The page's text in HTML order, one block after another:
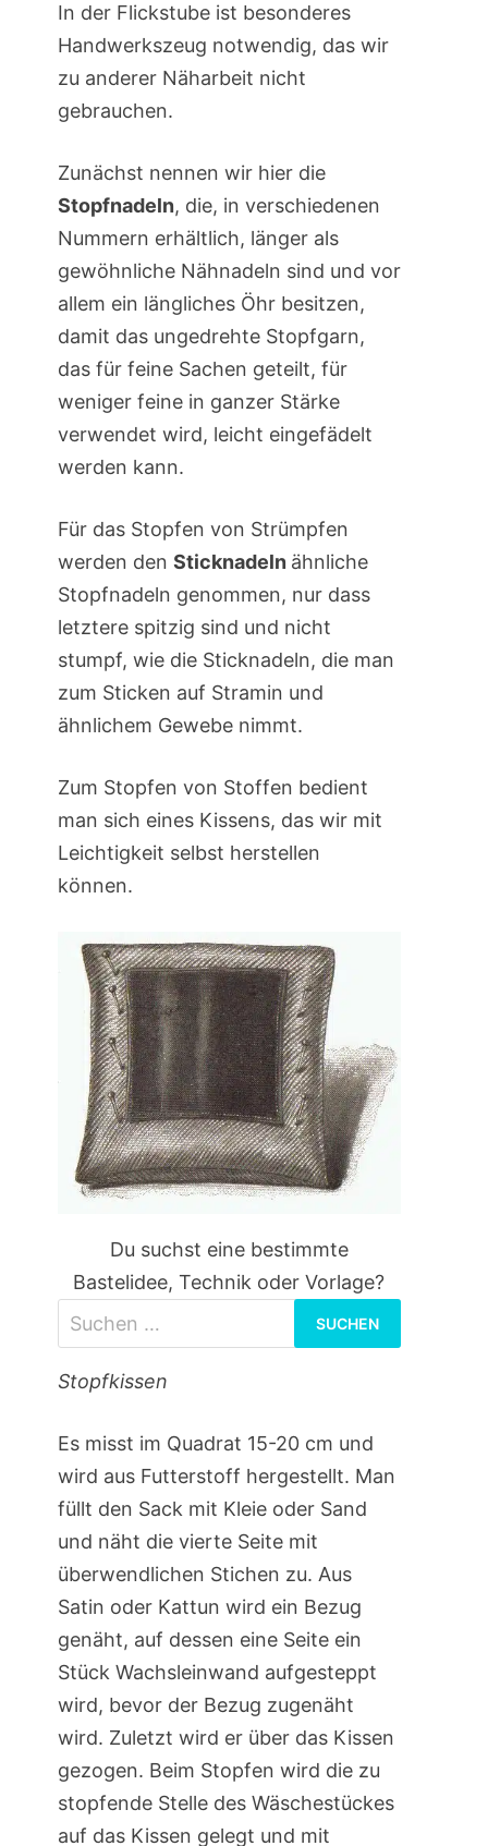
In der Flickstube ist besonderes
Handwerkszeug notwendig, das wir
zu anderer Näharbeit nicht
gebrauchen.
Zunächst nennen wir hier die
Stopfnadeln, die, in verschiedenen
Nummern erhältlich, länger als
gewöhnliche Nähnadeln sind und vor
allem ein längliches Öhr besitzen,
damit das ungedrehte Stopfgarn,
das für feine Sachen geteilt, für
weniger feine in ganzer Stärke
verwendet wird, leicht eingefädelt
werden kann.
Für das Stopfen von Strümpfen
werden den Sticknadeln ähnliche
Stopfnadeln genommen, nur dass
letztere spitzig sind und nicht
stumpf, wie die Sticknadeln, die man
zum Sticken auf Stramin und
ähnlichem Gewebe nimmt.
Zum Stopfen von Stoffen bedient
man sich eines Kissens, das wir mit
Leichtigkeit selbst herstellen
können.
Du suchst eine bestimmte
Bastelidee, Technik oder Vorlage?
nach:
Stopfkissen
Es misst im Quadrat 15-20 cm und
wird aus Futterstoff hergestellt. Man
füllt den Sack mit Kleie oder Sand
und näht die vierte Seite mit
überwendlichen Stichen zu. Aus
Satin oder Kattun wird ein Bezug
genäht, auf dessen eine Seite ein
Stück Wachsleinwand aufgesteppt
wird, bevor der Bezug zugenäht
wird. Zuletzt wird er über das Kissen
gezogen. Beim Stopfen wird die zu
stopfende Stelle des Wäschestückes
auf das Kissen gelegt und mit